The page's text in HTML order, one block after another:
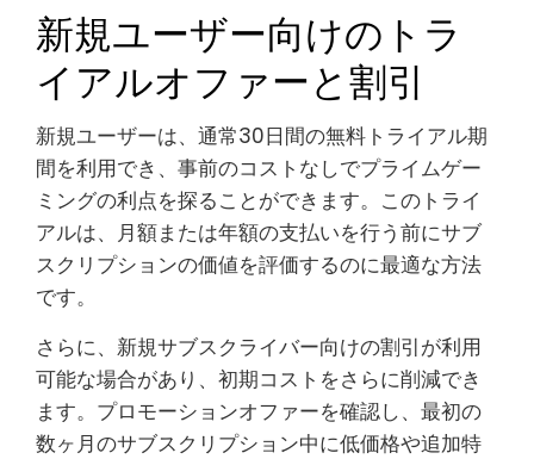
新規ユーザー向けのトラ
イアルオファーと割引
新規ユーザーは、通常30日間の無料トライアル期
間を利用でき、事前のコストなしでプライムゲー
ミングの利点を探ることができます。このトライ
アルは、月額または年額の支払いを行う前にサブ
スクリプションの価値を評価するのに最適な方法
です。
さらに、新規サブスクライバー向けの割引が利用
可能な場合があり、初期コストをさらに削減でき
ます。プロモーションオファーを確認し、最初の
数ヶ月のサブスクリプション中に低価格や追加特